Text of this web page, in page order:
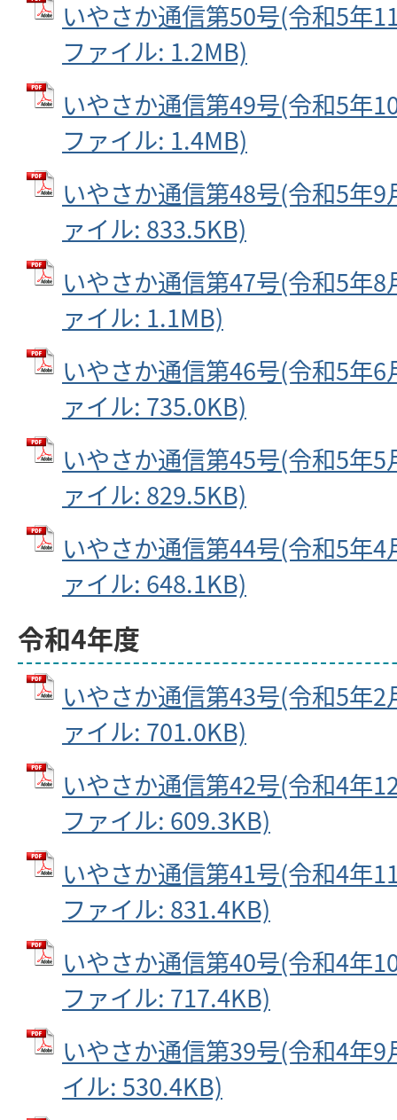
いやさか通信第50号(令和5年
ファイル: 1.2MB)
いやさか通信第49号(令和5年
ファイル: 1.4MB)
いやさか通信第48号(令和5年9
ァイル: 833.5KB)
いやさか通信第47号(令和5年8
ァイル: 1.1MB)
いやさか通信第46号(令和5年6
ァイル: 735.0KB)
いやさか通信第45号(令和5年5
ァイル: 829.5KB)
いやさか通信第44号(令和5年4
ァイル: 648.1KB)
令和4年度
いやさか通信第43号(令和5年2
ァイル: 701.0KB)
いやさか通信第42号(令和4年
ファイル: 609.3KB)
いやさか通信第41号(令和4年
ファイル: 831.4KB)
いやさか通信第40号(令和4年
ファイル: 717.4KB)
いやさか通信第39号(令和4年9
イル: 530.4KB)